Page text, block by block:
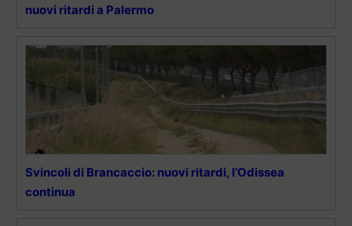
nuovi ritardi a Palermo
Svincoli di Brancaccio: nuovi ritardi, l’Odissea
continua